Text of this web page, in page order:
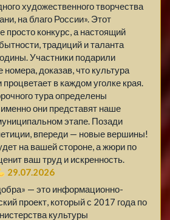
художественного творчества
на благо России». Этот
просто конкурс, а настоящий
традиций и таланта
Участники подарили
номера, доказав, что культура
в каждом уголке края.
тура определены
они представят наше
этапе. Позади
впереди — новые вершины!
на вашей стороне, а жюри по
ваш труд и искренность.
29.07.2026
— это информационно-
проект, который с 2017 года по
культуры